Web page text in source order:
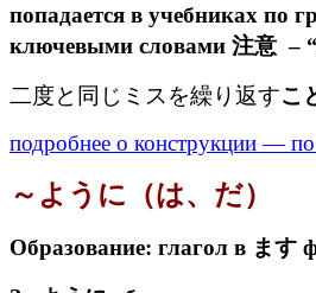
попадается в учебниках по
ключевыми словами 注意 –
二度と同じミスを繰り返すこ
подробнее о конструкции —
～ように（は、だ）
Образование: глагол в ます